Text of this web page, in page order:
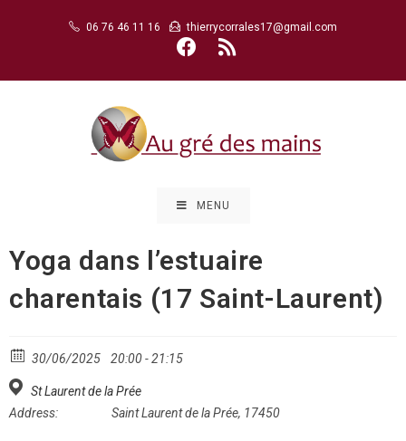
06 76 46 11 16 thierrycorrales17@gmail.com
MENU
Yoga dans l’estuaire
charentais (17 Saint-Laurent)
30/06/2025 20:00 - 21:15
St Laurent de la Prée
Address:
Saint Laurent de la Prée, 17450